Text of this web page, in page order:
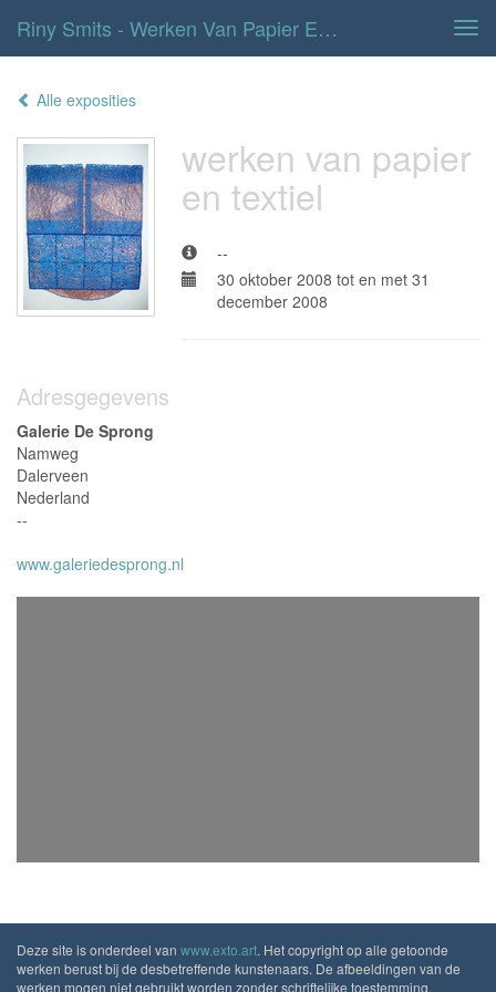
Riny Smits - Werken Van Papier En Textiel
Alle exposities
werken van papier
en textiel
--
30 oktober 2008 tot en met 31
december 2008
Adresgegevens
Galerie De Sprong
Namweg
Dalerveen
Nederland
--
www.galeriedesprong.nl
Deze site is onderdeel van www.exto.art. Het copyright op alle getoonde
werken berust bij de desbetreffende kunstenaars. De afbeeldingen van de
werken mogen niet gebruikt worden zonder schriftelijke toestemming.